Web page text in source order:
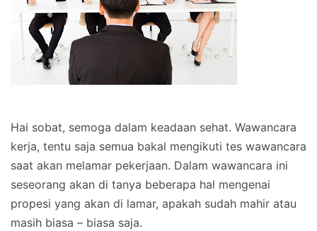
Hai sobat, semoga dalam keadaan sehat. Wawancara
kerja, tentu saja semua bakal mengikuti tes wawancara
saat akan melamar pekerjaan. Dalam wawancara ini
seseorang akan di tanya beberapa hal mengenai
propesi yang akan di lamar, apakah sudah mahir atau
masih biasa – biasa saja.